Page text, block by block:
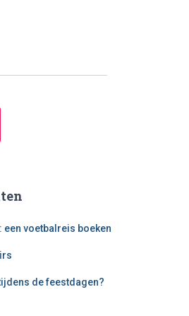
voetbalreis boeken
de feestdagen?